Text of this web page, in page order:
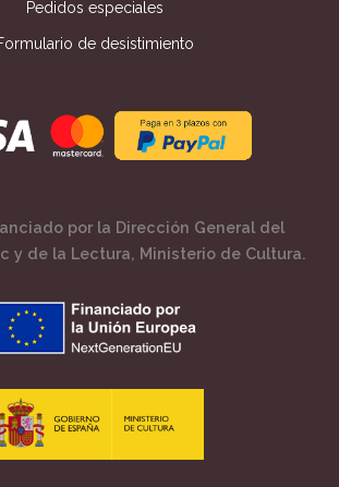
Pedidos especiales
de desistimiento
por la Dirección General del
y de la Lectura, Ministerio de Cultura.